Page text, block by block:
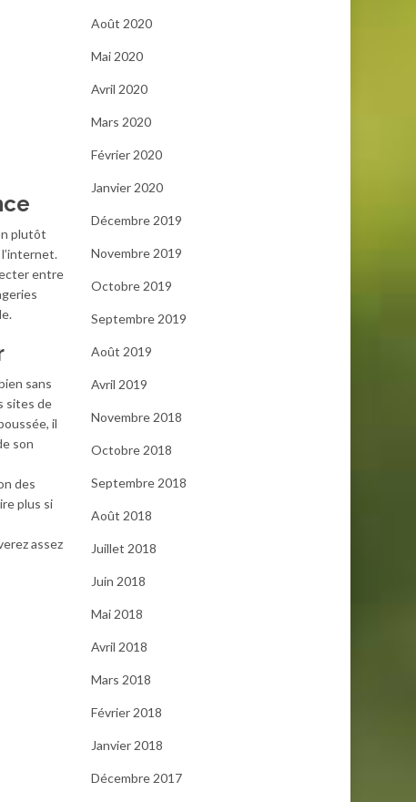
plutôt
entre
sans
sites de
il
son
des
plus si
assez
Août 2020
Mai 2020
Avril 2020
Mars 2020
Février 2020
Janvier 2020
Décembre 2019
Novembre 2019
Octobre 2019
Septembre 2019
Août 2019
Avril 2019
Novembre 2018
Octobre 2018
Septembre 2018
Août 2018
Juillet 2018
Juin 2018
Mai 2018
Avril 2018
Mars 2018
Février 2018
Janvier 2018
Décembre 2017